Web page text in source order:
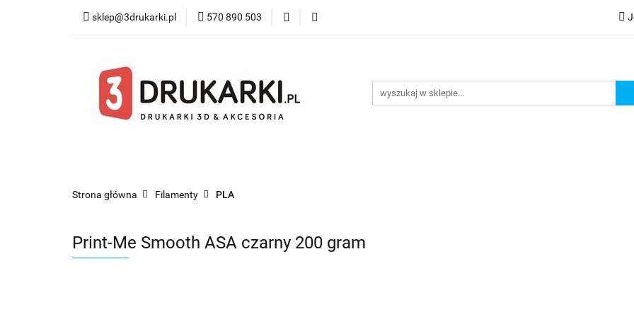
sklep@3drukarki.pl 570 890 503
Blog Bestsellery
Strona główna Filamenty PLA
Print-Me Smooth ASA czarny 200 gram